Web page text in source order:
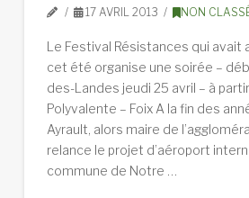
17 AVRIL 2013 NON
Le Festival Résistances qui avait
cet été organise une soirée –
des-Landes jeudi 25 avril – à
Polyvalente – Foix A la fin des
Ayrault, alors maire de
relance le projet d’aéroport
commune de Notre …